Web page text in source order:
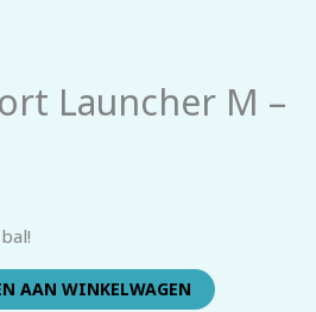
Launcher M –
AAN WINKELWAGEN